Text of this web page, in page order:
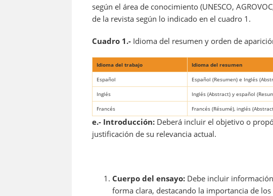
según el área de conocimiento (UNESCO,
de la revista según lo indicado en el cuadro 1.
Cuadro 1.- Idioma del resumen y orden de
Idioma del trabajo Idioma del resumen
Español Español (Resumen) e Inglés
Inglés Inglés (Abstract) y español
Francés Francés (Résumé), inglés
e.- Introducción: Deberá incluir el objetivo o
justificación de su relevancia actual.
Cuerpo del ensayo: Debe incluir
forma clara, destacando la importancia de